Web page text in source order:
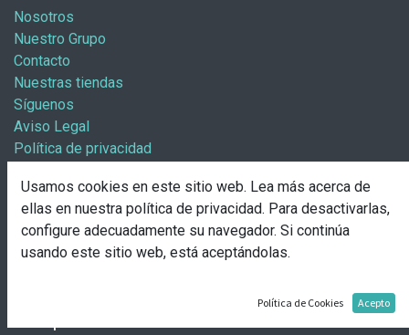
Nosotros
Nuestro Grupo
Contacto
Nuestras tiendas
Síguenos
Aviso Legal
Política de privacidad
Información / Franquicias
Abre tu tienda
Pasos para abrir tu tienda
Usamos cookies en este sitio web. Lea más acerca de
ellas en nuestra política de privacidad. Para desactivarlas,
configure adecuadamente su navegador. Si continúa
usando este sitio web, está aceptándolas.
Política de Cookies Acepto